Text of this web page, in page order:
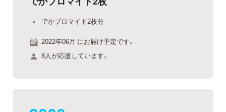
でかブロマイド2枚分
2022年06月 にお届け予定です。
8人が応援しています。